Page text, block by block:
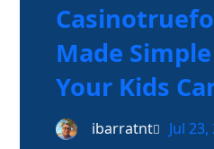
Made Simple
Your Kids
ibarratnt
Jul